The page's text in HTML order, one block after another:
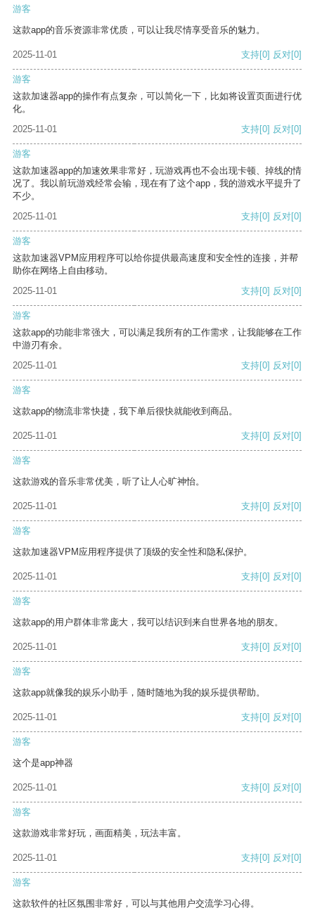
游客
这款app的音乐资源非常优质，可以让我尽情享受音乐的魅力。
2025-11-01 支持[0] 反对[0]
游客
这款加速器app的操作有点复杂，可以简化一下，比如将设置页面进行优
化。
2025-11-01
支持[0] 反对[0]
游客
这款加速器app的加速效果非常好，玩游戏再也不会出现卡顿、掉线的情
况了。我以前玩游戏经常会输，现在有了这个app，我的游戏水平提升了
不少。
2025-11-01
支持[0] 反对[0]
游客
这款加速器VPM应用程序可以给你提供最高速度和安全性的连接，并帮
助你在网络上自由移动。
2025-11-01
支持[0] 反对[0]
游客
这款app的功能非常强大，可以满足我所有的工作需求，让我能够在工作
中游刃有余。
2025-11-01
支持[0] 反对[0]
游客
这款app的物流非常快捷，我下单后很快就能收到商品。
2025-11-01 支持[0] 反对[0]
游客
这款游戏的音乐非常优美，听了让人心旷神怡。
2025-11-01 支持[0] 反对[0]
游客
这款加速器VPM应用程序提供了顶级的安全性和隐私保护。
2025-11-01 支持[0] 反对[0]
游客
这款app的用户群体非常庞大，我可以结识到来自世界各地的朋友。
2025-11-01 支持[0] 反对[0]
游客
这款app就像我的娱乐小助手，随时随地为我的娱乐提供帮助。
2025-11-01 支持[0] 反对[0]
游客
这个是app神器
2025-11-01 支持[0] 反对[0]
游客
这款游戏非常好玩，画面精美，玩法丰富。
2025-11-01 支持[0] 反对[0]
游客
这款软件的社区氛围非常好，可以与其他用户交流学习心得。